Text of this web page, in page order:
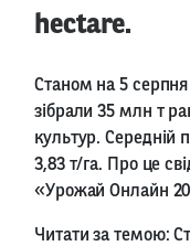
hectare.
Станом на 5 серпня
зібрали 35 млн т
культур. Середній
3,83 т/га. Про це
«Урожай Онлайн
Читати за темою: